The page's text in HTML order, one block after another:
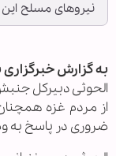
نیروهای مسلح این
به گزارش خبرگزاری
الحوثی دبیرکل
از مردم غزه همچنان
ضروری در پاسخ به